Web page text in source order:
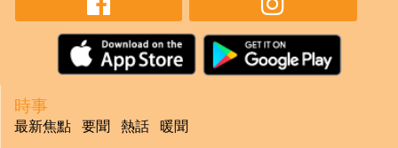
時事
最新焦點 要聞 熱話 暖聞